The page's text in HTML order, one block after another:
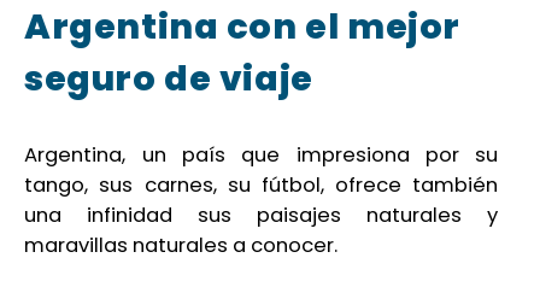
Argentina con el mejor
seguro de viaje
Argentina, un país que impresiona por su
tango, sus carnes, su fútbol, ofrece también
una infinidad sus paisajes naturales y
maravillas naturales a conocer.